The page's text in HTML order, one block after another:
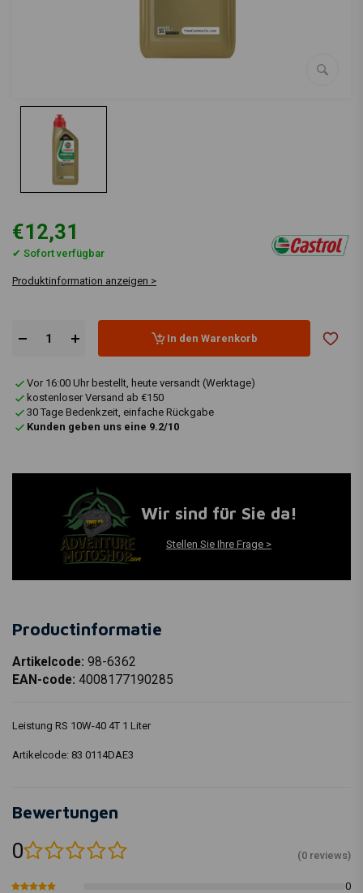
€12,31
✔ Sofort verfügbar
Produktinformation anzeigen >
In den Warenkorb
Vor 16:00 Uhr bestellt, heute versandt (Werktage)
kostenloser Versand ab €150
30 Tage Bedenkzeit, einfache Rückgabe
Kunden geben uns eine 9.2/10
Wir sind für Sie da!
Stellen Sie Ihre Frage >
Productinformatie
Artikelcode: 98-6362
EAN-code: 4008177190285
Leistung RS 10W-40 4T 1 Liter
Artikelcode: 83 0114DAE3
Bewertungen
0 (0 reviews)
0